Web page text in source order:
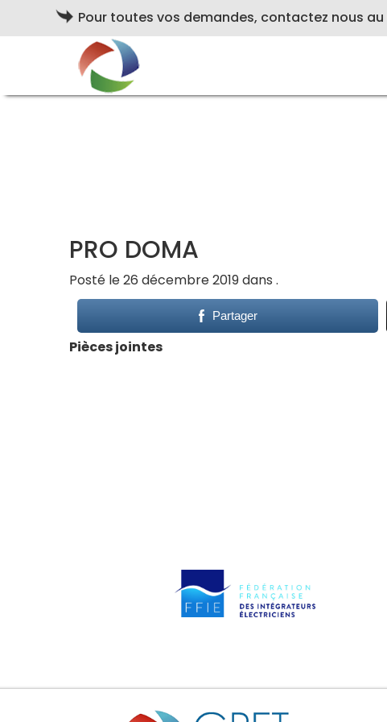
Pour toutes vos demandes, contactez nous au
PRO DOMA
Posté le 26 décembre 2019 dans .
Partager
Pièces jointes